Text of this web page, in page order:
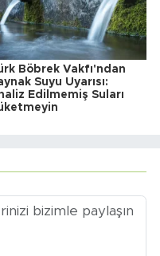
Böbrek Vakfı'ndan
Suyu Uyarısı:
Edilmemiş Suları